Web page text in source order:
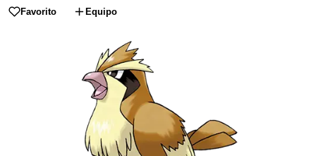
Tabla de Tipos
Favorito Equipo